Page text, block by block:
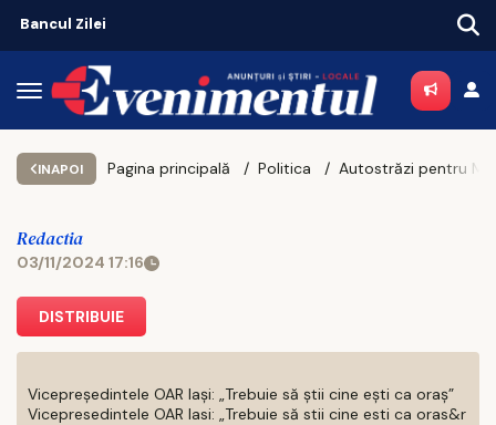
Piața chiriilor se încălzește înaintea noului an universitar
INAPOI Pagina principală Politica
Redactia
03/11/2024 17:16
DISTRIBUIE
Vicepreședintele OAR Iași: „Trebuie să știi cine ești ca oraș”
Vicepresedintele OAR Iasi: „Trebuie să stii cine esti ca oras&r